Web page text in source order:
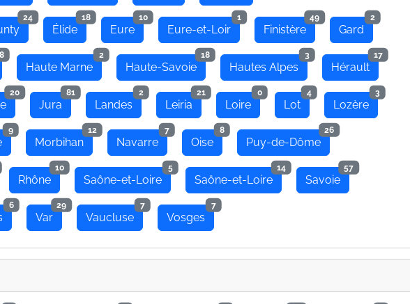
24
Élide
18
Eure
10
Eure-et-Loir
1
Finistère
49
Gard
2
8
Haute Marne
2
Haute-Savoie
18
Hautes Alpes
3
Hérault
17
20
Jura
81
Landes
2
Leiria
21
Loire
0
Lot
4
Lozère
3
9
Morbihan
12
Navarre
7
Oise
8
Puy-de-Dôme
26
Rhône
10
Saône-et-Loire
5
Saône-et-Loire
14
Savoie
57
6
Var
29
Vaucluse
7
Vosges
7